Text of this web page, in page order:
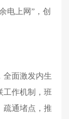
电上网”，创
全面激发内生
工作机制，班
疏通堵点，推